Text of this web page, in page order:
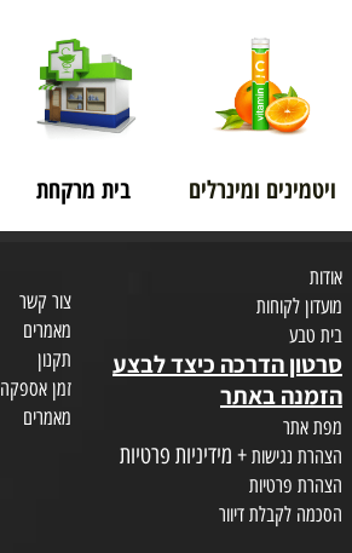
ויטמינים ומינרלים בית מרקחת
אודות
מועדון לקוחות
בית טבע
סרטון הדרכה כיצד לבצע
הזמנה באתר
מפת אתר
הצהרת נגישות + מידיניות פרטיות
הצהרת פרטיות
הסכמה לקבלת דיוור
צור קשר
מאמרים
תקנון
זמן אספקה
מאמרים